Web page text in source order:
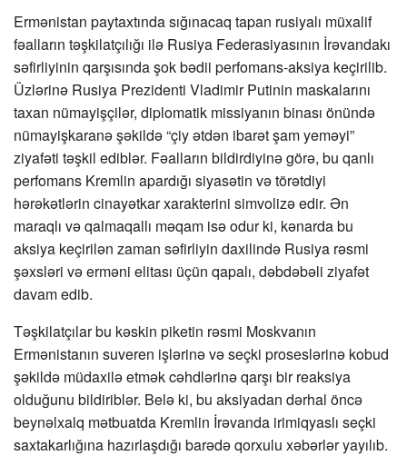
Ermənistan paytaxtında sığınacaq tapan rusiyalı müxalif
fəalların təşkilatçılığı ilə Rusiya Federasiyasının İrəvandakı
səfirliyinin qarşısında şok bədii perfomans-aksiya keçirilib.
Üzlərinə Rusiya Prezidenti Vladimir Putinin maskalarını
taxan nümayişçilər, diplomatik missiyanın binası önündə
nümayişkaranə şəkildə “çiy ətdən ibarət şam yeməyi”
ziyafəti təşkil ediblər. Fəalların bildirdiyinə görə, bu qanlı
perfomans Kremlin apardığı siyasətin və törətdiyi
hərəkətlərin cinayətkar xarakterini simvolizə edir. Ən
maraqlı və qalmaqallı məqam isə odur ki, kənarda bu
aksiya keçirilən zaman səfirliyin daxilində Rusiya rəsmi
şəxsləri və erməni elitası üçün qapalı, dəbdəbəli ziyafət
davam edib.
Təşkilatçılar bu kəskin piketin rəsmi Moskvanın
Ermənistanın suveren işlərinə və seçki proseslərinə kobud
şəkildə müdaxilə etmək cəhdlərinə qarşı bir reaksiya
olduğunu bildiriblər. Belə ki, bu aksiyadan dərhal öncə
beynəlxalq mətbuatda Kremlin İrəvanda irimiqyaslı seçki
saxtakarlığına hazırlaşdığı barədə qorxulu xəbərlər yayılıb.